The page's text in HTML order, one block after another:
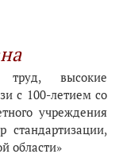
труд, высокие
с 100-летием со
учреждения
стандартизации,
области»